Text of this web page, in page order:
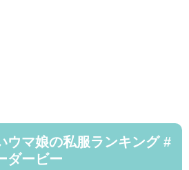
ウマ娘の私服ランキング #
ダービー